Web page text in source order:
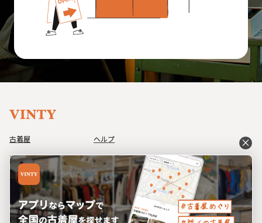
close
古着屋
アイテム
コーデ
イベント
ブログ
ヘルプ
利用規約
プライバシーポリシー
特定商取引法に基づく表記
運営会社